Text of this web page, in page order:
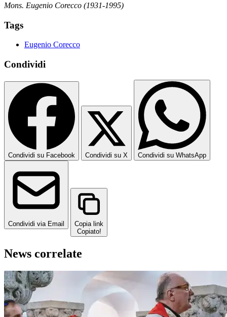
Mons. Eugenio Corecco (1931-1995)
Tags
Eugenio Corecco
Condividi
Condividi su Facebook Condividi su X Condividi su WhatsApp
Condividi via Email
Copia link
Copiato!
News correlate